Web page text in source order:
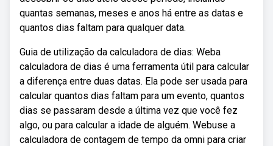
quantas semanas, meses e anos há entre as datas e
quantos dias faltam para qualquer data.
Guia de utilização da calculadora de dias: Weba
calculadora de dias é uma ferramenta útil para calcular
a diferença entre duas datas. Ela pode ser usada para
calcular quantos dias faltam para um evento, quantos
dias se passaram desde a última vez que você fez
algo, ou para calcular a idade de alguém. Webuse a
calculadora de contagem de tempo da omni para criar